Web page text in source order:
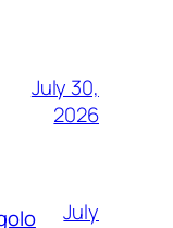
July 30,
2026
July